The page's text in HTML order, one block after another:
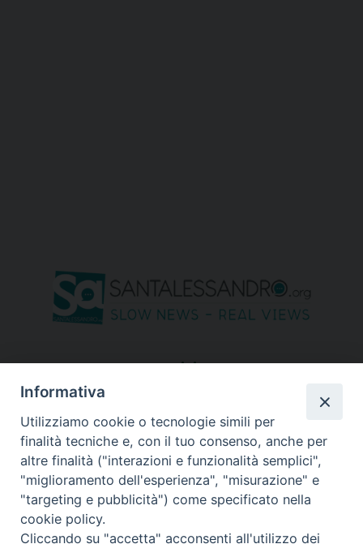
seguici su
Informativa
Utilizziamo cookie o tecnologie simili per
finalità tecniche e, con il tuo consenso, anche per
altre finalità ("interazioni e funzionalità semplici",
"miglioramento dell'esperienza", "misurazione" e
"targeting e pubblicità") come specificato nella
cookie policy.
Cliccando su "accetta" acconsenti all'utilizzo dei